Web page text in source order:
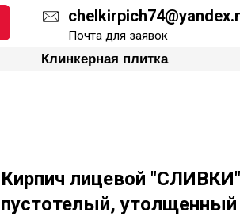
Почта для заявок
Клинкерная плитка
Клинкерная плитка
Кирпич лицевой
пустотелый,